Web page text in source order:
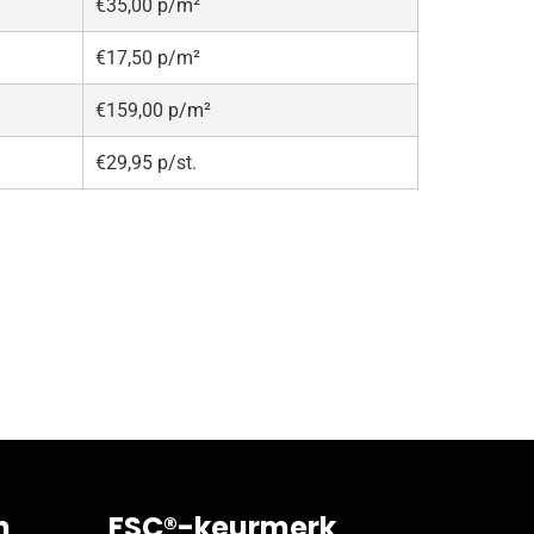
€35,00 p/m²
€17,50 p/m²
€159,00 p/m²
€29,95 p/st.